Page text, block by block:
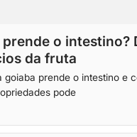
prende o intestino?
da fruta
goiaba prende o intestino e
pode